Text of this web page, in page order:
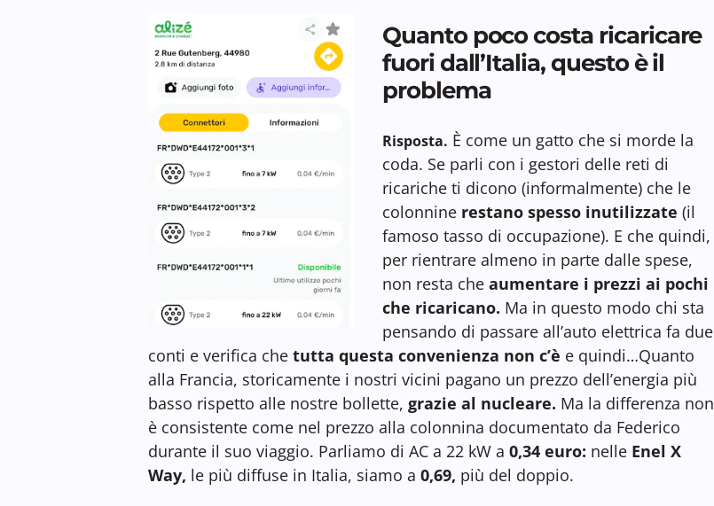
Quanto poco costa ricaricare
fuori dall’Italia, questo è il
problema
Risposta. È come un gatto che si morde la
coda. Se parli con i gestori delle reti di
ricariche ti dicono (informalmente) che le
colonnine restano spesso inutilizzate (il
famoso tasso di occupazione). E che quindi,
per rientrare almeno in parte dalle spese,
non resta che aumentare i prezzi ai pochi
che ricaricano. Ma in questo modo chi sta
pensando di passare all’auto elettrica fa due
conti e verifica che tutta questa convenienza non c’è e quindi…Quanto
alla Francia, storicamente i nostri vicini pagano un prezzo dell’energia più
basso rispetto alle nostre bollette, grazie al nucleare. Ma la differenza non
è consistente come nel prezzo alla colonnina documentato da Federico
durante il suo viaggio. Parliamo di AC a 22 kW a 0,34 euro: nelle Enel X
Way, le più diffuse in Italia, siamo a 0,69, più del doppio.